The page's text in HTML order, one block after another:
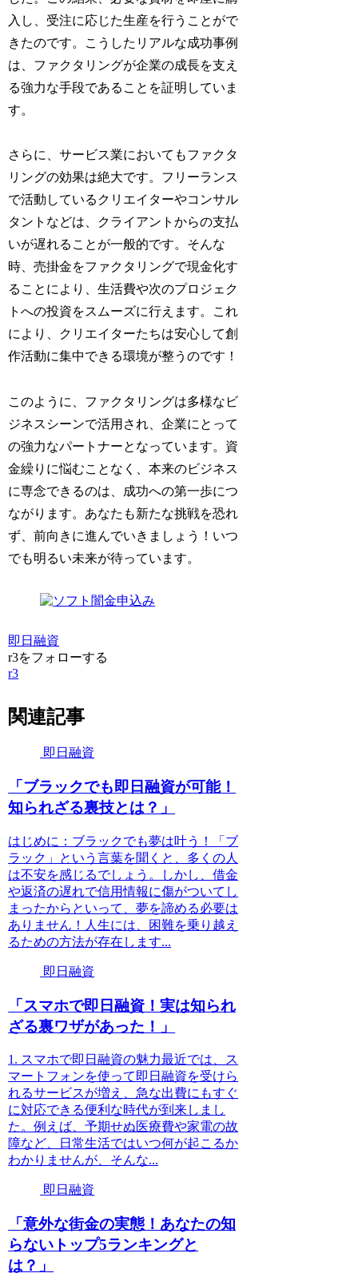
入し、受注に応じた生産を行うことがで
きたのです。こうしたリアルな成功事例
は、ファクタリングが企業の成長を支え
る強力な手段であることを証明していま
す。
さらに、サービス業においてもファクタ
リングの効果は絶大です。フリーランス
で活動しているクリエイターやコンサル
タントなどは、クライアントからの支払
いが遅れることが一般的です。そんな
時、売掛金をファクタリングで現金化す
ることにより、生活費や次のプロジェク
トへの投資をスムーズに行えます。これ
により、クリエイターたちは安心して創
作活動に集中できる環境が整うのです！
このように、ファクタリングは多様なビ
ジネスシーンで活用され、企業にとって
の強力なパートナーとなっています。資
金繰りに悩むことなく、本来のビジネス
に専念できるのは、成功への第一歩につ
ながります。あなたも新たな挑戦を恐れ
ず、前向きに進んでいきましょう！いつ
でも明るい未来が待っています。
即日融資
r3をフォローする
r3
関連記事
即日融資
「ブラックでも即日融資が可能！
知られざる裏技とは？」
はじめに：ブラックでも夢は叶う！「ブ
ラック」という言葉を聞くと、多くの人
は不安を感じるでしょう。しかし、借金
や返済の遅れで信用情報に傷がついてし
まったからといって、夢を諦める必要は
ありません！人生には、困難を乗り越え
るための方法が存在します...
即日融資
「スマホで即日融資！実は知られ
ざる裏ワザがあった！」
1. スマホで即日融資の魅力最近では、ス
マートフォンを使って即日融資を受けら
れるサービスが増え、急な出費にもすぐ
に対応できる便利な時代が到来しまし
た。例えば、予期せぬ医療費や家電の故
障など、日常生活ではいつ何が起こるか
わかりませんが、そんな...
即日融資
「意外な街金の実態！あなたの知
らないトップ5ランキングと
は？」